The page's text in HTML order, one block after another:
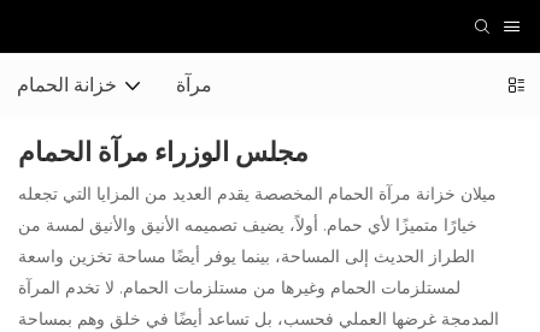
خزانة الحمام مرآة
مجلس الوزراء مرآة الحمام
ميلان خزانة مرآة الحمام المخصصة يقدم العديد من المزايا التي تجعله
خيارًا متميزًا لأي حمام. أولاً، يضيف تصميمه الأنيق والأنيق لمسة من
الطراز الحديث إلى المساحة، بينما يوفر أيضًا مساحة تخزين واسعة
لمستلزمات الحمام وغيرها من مستلزمات الحمام. لا تخدم المرآة
المدمجة غرضها العملي فحسب، بل تساعد أيضًا في خلق وهم بمساحة